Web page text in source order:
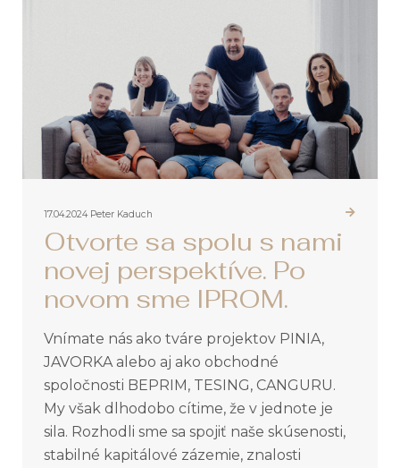
17.04.2024 Peter Kaduch
Otvorte sa spolu s nami
novej perspektíve. Po
novom sme IPROM.
Vnímate nás ako tváre projektov PINIA,
JAVORKA alebo aj ako obchodné
spoločnosti BEPRIM, TESING, CANGURU.
My však dlhodobo cítime, že v jednote je
sila. Rozhodli sme sa spojiť naše skúsenosti,
stabilné kapitálové zázemie, znalosti